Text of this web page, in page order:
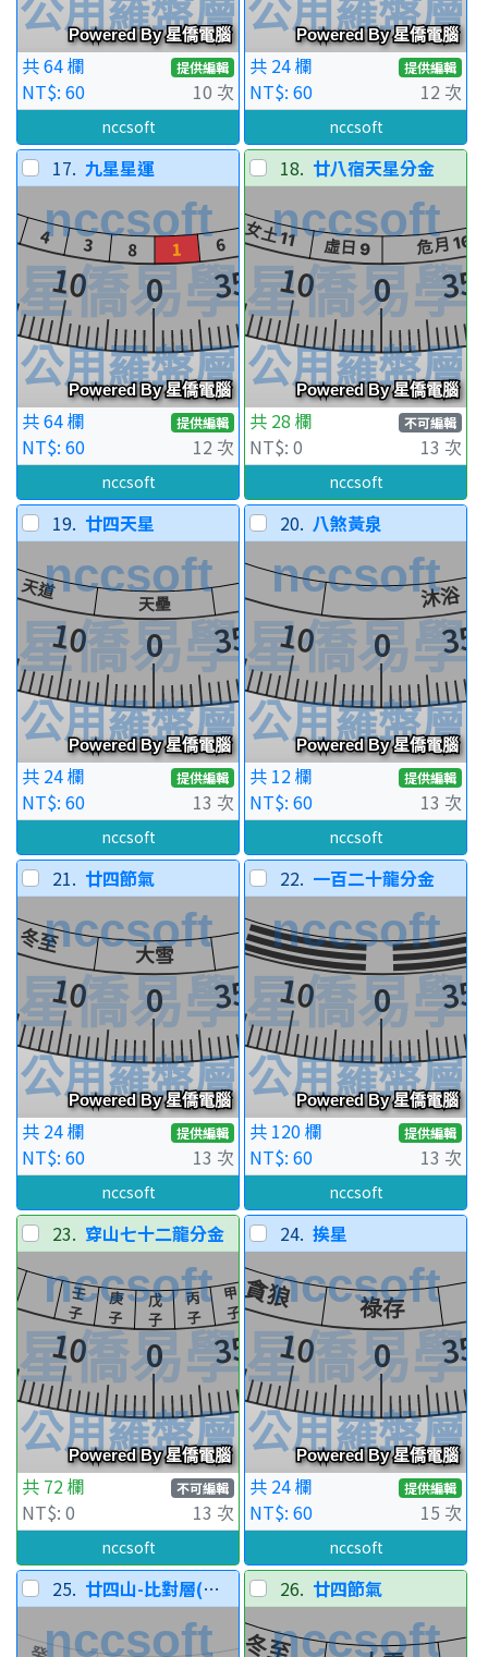
共 64 欄 提供編輯
NT$: 60 10 次
nccsoft
共 24 欄 提供編輯
NT$: 60 12 次
nccsoft
17. 九星星運
共 64 欄 提供編輯
NT$: 60 12 次
nccsoft
18. 廿八宿天星分金
共 28 欄 不可編輯
NT$: 0 13 次
nccsoft
19. 廿四天星
共 24 欄 提供編輯
NT$: 60 13 次
nccsoft
20. 八煞黃泉
共 12 欄 提供編輯
NT$: 60 13 次
nccsoft
21. 廿四節氣
共 24 欄 提供編輯
NT$: 60 13 次
nccsoft
22. 一百二十龍分金
共 120 欄 提供編輯
NT$: 60 13 次
nccsoft
23. 穿山七十二龍分金
共 72 欄 不可編輯
NT$: 0 13 次
nccsoft
24. 挨星
共 24 欄 提供編輯
NT$: 60 15 次
nccsoft
25. 廿四山-比對層(可調整) 26. 廿四節氣